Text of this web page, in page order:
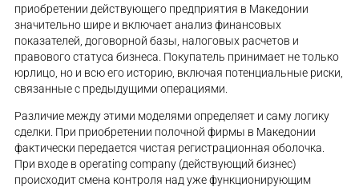
приобретении действующего предприятия в Македонии
значительно шире и включает анализ финансовых
показателей, договорной базы, налоговых расчетов и
правового статуса бизнеса. Покупатель принимает не только
юрлицо, но и всю его историю, включая потенциальные риски,
связанные с предыдущими операциями.
Различие между этими моделями определяет и саму логику
сделки. При приобретении полочной фирмы в Македонии
фактически передается чистая регистрационная оболочка.
При входе в operating company (действующий бизнес)
происходит смена контроля над уже функционирующим